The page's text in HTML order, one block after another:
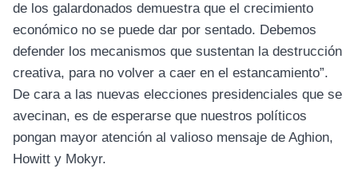
de los galardonados demuestra que el crecimiento
económico no se puede dar por sentado. Debemos
defender los mecanismos que sustentan la destrucción
creativa, para no volver a caer en el estancamiento”.
De cara a las nuevas elecciones presidenciales que se
avecinan, es de esperarse que nuestros políticos
pongan mayor atención al valioso mensaje de Aghion,
Howitt y Mokyr.